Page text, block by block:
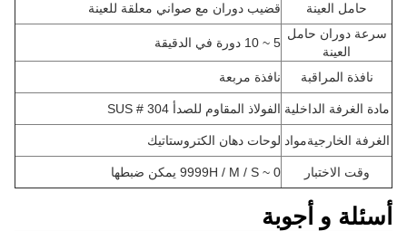
حامل العينة
قضيب دوران مع صواني معلقة للعينة
سرعة دوران حامل
العينة
5 ~ 10 دورة في الدقيقة
نافذة المراقبة نافذة مربعة
مادة الغرفة الداخلية الفولاذ المقاوم للصدأ SUS # 304
الغرفة الخارجيةمواد لوحات دهان الكتروستاتيك
وقت الاختبار 0 ~ 9999H / M / S يمكن ضبطها
أسئلة و أجوبة